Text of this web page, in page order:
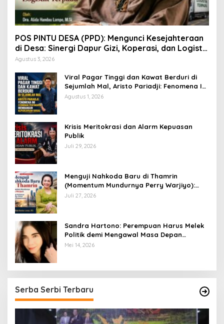
POS PINTU DESA (PPD): Mengunci Kesejahteraan
di Desa: Sinergi Dapur Gizi, Koperasi, dan Logistik
Terpadu
Agustus 3, 2026
Viral Pagar Tinggi dan Kawat Berduri di
Sejumlah Mal, Aristo Pariadji: Fenomena Ini
Cerminan Pentingnya Membangun
Agustus 1, 2026
​Krisis Meritokrasi dan Alarm Kepuasan
Publik
Juli 29, 2026
​Menguji Nahkoda Baru di Thamrin
(Momentum Mundurnya Perry Warjiyo):
Sinergi Kebijakan Moneter-Fiskal di Era
Juli 27, 2026
Sandra Hartono: Perempuan Harus Melek
Politik demi Mengawal Masa Depan
Bangsa
Mei 14, 2026
Serba Serbi Terbaru